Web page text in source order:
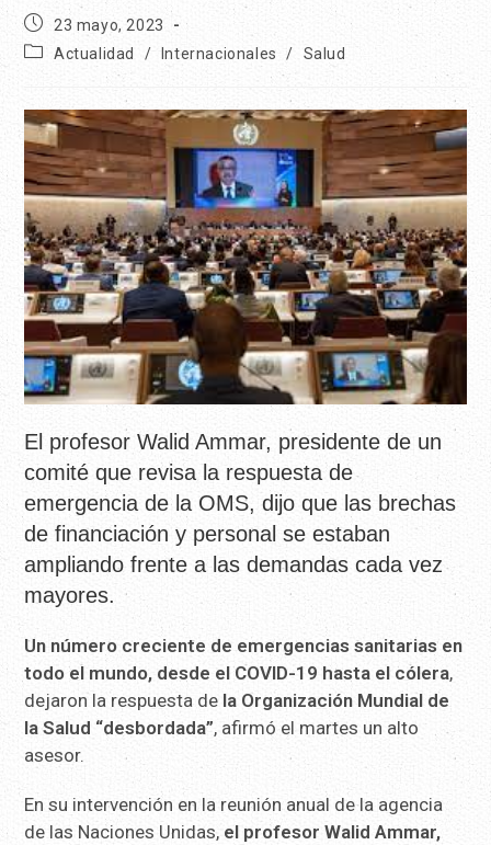
23 mayo, 2023
Actualidad
/ Internacionales / Salud
El profesor Walid Ammar, presidente de un
comité que revisa la respuesta de
emergencia de la OMS, dijo que las brechas
de financiación y personal se estaban
ampliando frente a las demandas cada vez
mayores.
Un número creciente de emergencias sanitarias en
todo el mundo, desde el COVID-19 hasta el cólera,
dejaron la respuesta de la Organización Mundial de
la Salud “desbordada”, afirmó el martes un alto
asesor.
En su intervención en la reunión anual de la agencia
de las Naciones Unidas, el profesor Walid Ammar,